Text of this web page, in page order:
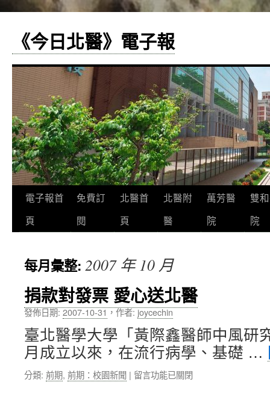
《今日北醫》電子報
跳
至
要
內
容
電子報首
頁
免費訂
閱
北醫首
頁
北醫附
醫
萬芳醫
院
雙
院
每月彙整: 2007 年 10 月
捐款對發票 愛心送北醫
發佈日期:2007-10-31，作者: joycechin
臺北醫學大學「黃際鑫醫師中風研
月成立以來，在流行病學、基礎 …
分類: 前期, 前期：校園新聞 | 在
留言功能已關閉